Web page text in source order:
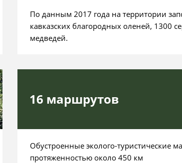
По данным 2017 года на территории
кавказских благородных оленей, 1300
медведей.
16 маршрутов
Обустроенные эколого-туристические
протяженностью около 450 км